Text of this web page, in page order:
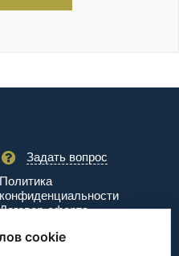
Задать вопрос
Политика
конфиденциальности
Договор-оферта
cookie